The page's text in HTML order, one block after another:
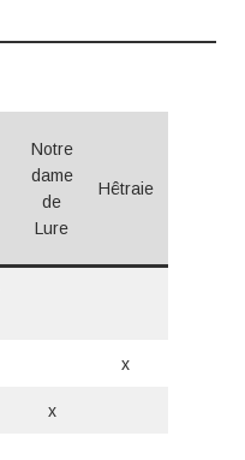
Notre
dame
de
Lure
Hêtraie
x
x